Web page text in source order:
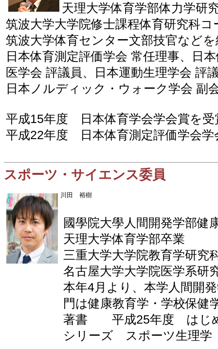
天理大学体育学部体力学研
筑波大学大学院修士課程体育研究科コ
筑波大学体育センター文部技官など
日本体育測定評価学会 常任理事、日
医学会 評議員、日本運動生理学会 評
日本ノルディック・ウォーク学会 副
平成15年度 日本体育学会学会賞を受
平成22年度 日本体育測定評価学会学
スポーツ・サイエンス委員
川田 裕樹
國學院大學人間開発学部健
天理大学体育学部卒業
三重大学大学院教育学研究
名古屋大学大学院医学系研
本年4月より、本学人間開
門は健康教育学・学校保健
著書 平成25年度 はじめ
シリーズ スポーツ生理学